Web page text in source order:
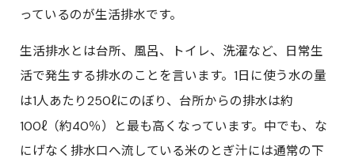
っているのが生活排水です。
生活排水とは台所、風呂、トイレ、洗濯など、日常生
活で発生する排水のことを言います。1日に使う水の量
は1人あたり250ℓにのぼり、台所からの排水は約
100ℓ （約40％）と最も高くなっています。中でも、な
にげなく排水口へ流している米のとぎ汁には通常の下